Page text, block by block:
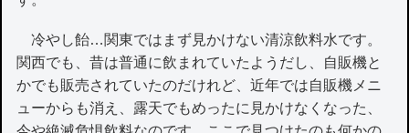
冷やし飴…関東ではまず見かけない清涼飲料水です。
関西でも、昔は普通に飲まれていたようだし、自販機と
かでも販売されていたのだけれど、近年では自販機メニ
ューからも消え、露天でもめったに見かけなくなった、